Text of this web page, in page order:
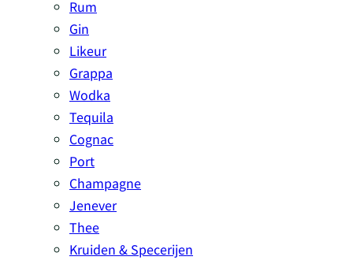
Rum
Gin
Likeur
Grappa
Wodka
Tequila
Cognac
Port
Champagne
Jenever
Thee
Kruiden & Specerijen